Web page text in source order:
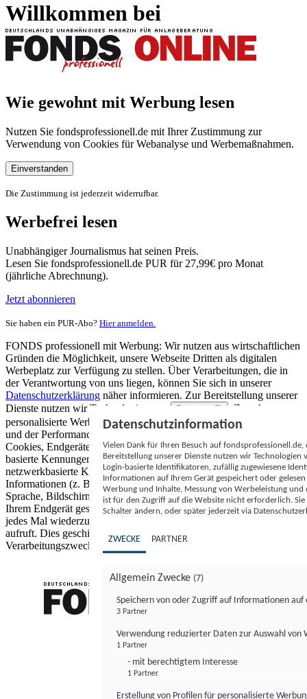
Willkommen bei
Wie gewohnt mit Werbung lesen
Nutzen Sie fondsprofessionell.de mit Ihrer Zustimmung zur
Verwendung von Cookies für Webanalyse und Werbemaßnahmen.
Einverstanden
Die Zustimmung ist jederzeit widerrufbar.
Werbefrei lesen
Unabhängiger Journalismus hat seinen Preis.
Lesen Sie fondsprofessionell.de PUR für 27,99€ pro Monat
(jährliche Abrechnung).
Jetzt abonnieren
Sie haben ein PUR-Abo? Hier anmelden.
FONDS professionell mit Werbung: Wir nutzen aus wirtschaftlichen
Gründen die Möglichkeit, unsere Webseite Dritten als digitalen
Werbeplatz zur Verfügung zu stellen. Über Verarbeitungen, die in
der Verantwortung von uns liegen, können Sie sich in unserer
Datenschutzerklärung näher informieren. Zur Bereitstellung unserer
Dienste nutzen wir Technologien von
Partnern (5)
. Zwecke:
personalisierte Werbung und Inhalte, Messung von Werbeleistung
und der Performance von Inhalten sowie Zielgruppenforschung.
Cookies, Endgeräte- oder ähnliche Online-Kennungen (z. B. login-
basierte Kennungen, zufällig generierte Kennungen,
netzwerkbasierte Kennungen) können zusammen mit anderen
Informationen (z. B. Browsertyp und Browserinformationen,
Sprache, Bildschirmgröße, unterstützte Technologien usw.) auf
Ihrem Endgerät gespeichert oder von dort ausgelesen werden, um es
jedes Mal wiederzuerkennen, wenn es eine App oder einer Webseite
aufruft. Dies geschieht für einen oder mehrere der hier aufgeführten
Verarbeitungszwecke.
Datenschutzinformation
Vielen Dank für Ihren Besuch auf
Bereitstellung unserer Dienste nutzen wir Technologien
Login-basierte Identifikatoren, zufällig zugewiesene
Informationen auf Ihrem Gerät gespeichert oder
Werbung und Inhalte, Messung von Werbeleistung
ist für den Zugriff auf die Website nicht erforderlich.
Schalter ändern, oder später jederzeit via
ZWECKE PARTNER
Allgemein Zwecke (7)
Speichern von oder Zugriff auf Informationen auf
3 Partner
Verwendung reduzierter Daten zur Auswahl von
1 Partner
- mit berechtigtem Interesse
1 Partner
Erstellung von Profilen für personalisierte
FONDS professionell